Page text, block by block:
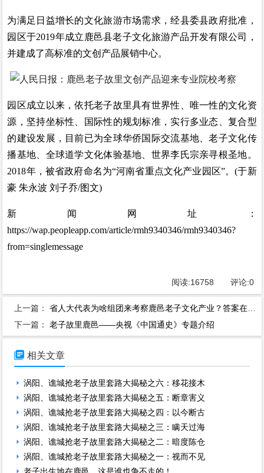
为满足日益增长的文化旅游市场需求，经县委县政府批准，
园区于2019年成立鹿邑县老子文化旅游产品开发有限公司，
并建成了高标准的文创产品展销中心。
园区成立以来，依托老子故里具有世界性、唯一性的文化资
源，坚持坐标性、国际性的规划标准，实行多业态、复合型
的建设发展，目前已为全球华侨国际交流基地、老子文化传
播基地、全球道学文化体验基地、世界李氏宗亲寻根圣地。
2018年，被省政府命名为“河南省重点文化产业园区”。(于新
豪 朱永波 刘子乔/图文)
新闻网址：
https://wap.peopleapp.com/article/rmh9340346/rmh9340346?
from=singlemessage
阅读:16758 评论:0
上一篇：省人大代表为啥组团来考察鹿邑老子文化产业？答案在这里
下一篇：老子故里鹿邑——央视《中国通史》专题介绍
 相关文章
涡阳、谯城抢老子故里套路大揭秘之六：移花接木
涡阳、谯城抢老子故里套路大揭秘之五：断章害义
涡阳、谯城抢老子故里套路大揭秘之四：以今断古
涡阳、谯城抢老子故里套路大揭秘之三：瞒天过海
涡阳、谯城抢老子故里套路大揭秘之二：暗度陈仓
涡阳、谯城抢老子故里套路大揭秘之一：视而不见